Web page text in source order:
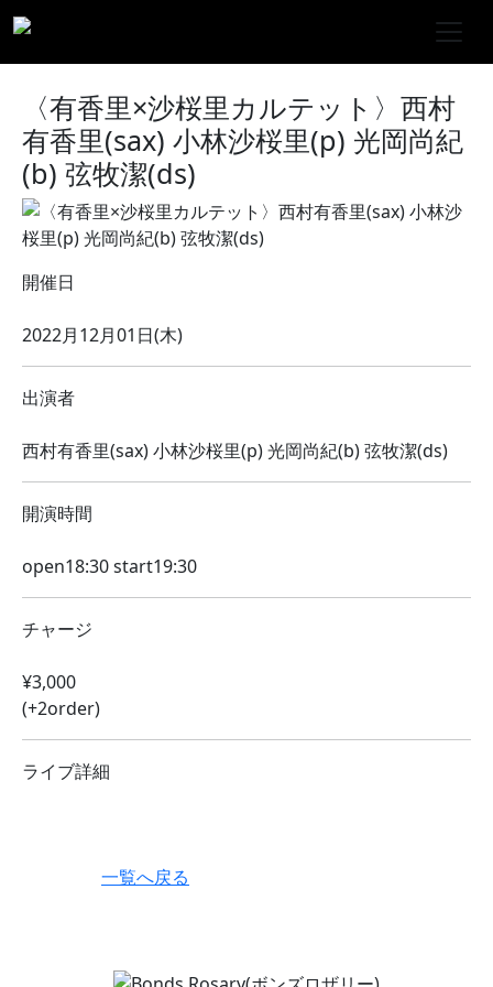
〈有香里×沙桜里カルテット〉西村
有香里(sax) 小林沙桜里(p) 光岡尚紀
(b) 弦牧潔(ds)
開催日
2022月12月01日(木)
出演者
西村有香里(sax) 小林沙桜里(p) 光岡尚紀(b) 弦牧潔(ds)
開演時間
open18:30 start19:30
チャージ
¥3,000
(+2order)
ライブ詳細
一覧へ戻る